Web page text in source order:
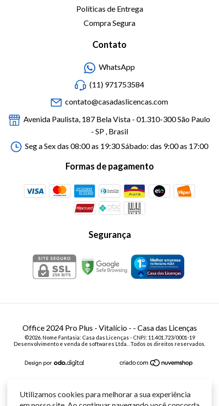
Políticas de Entrega
Compra Segura
Contato
WhatsApp
(11) 971753584
contato@casadaslicencas.com
Avenida Paulista, 187 Bela Vista - 01.310-300 São Paulo
- SP , Brasil
Seg a Sex das 08:00 as 19:30 Sábado: das 9:00 as 17:00
Formas de pagamento
Segurança
Office 2024 Pro Plus - Vitalício - - Casa das Licenças
©2026. Nome Fantasia: Casa das Licenças - CNPJ: 11.401.723/0001-19
Desenvolvimento e venda de softwares Ltda. . Todos os direitos reservados.
Utilizamos cookies para melhorar a sua experiência